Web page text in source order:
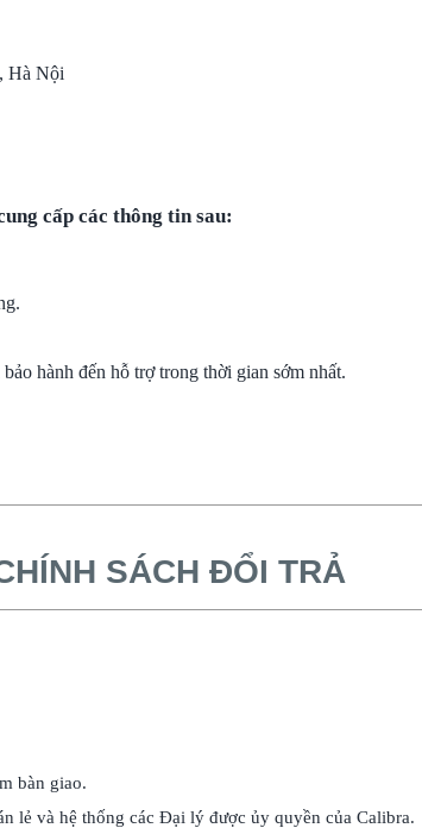
Hà Nội
cấp các thông tin sau:
hành đến hỗ trợ trong thời gian sớm nhất.
SÁCH ĐỔI TRẢ
bàn giao.
lẻ và hệ thống các Đại lý được ủy quyền của Calibra.